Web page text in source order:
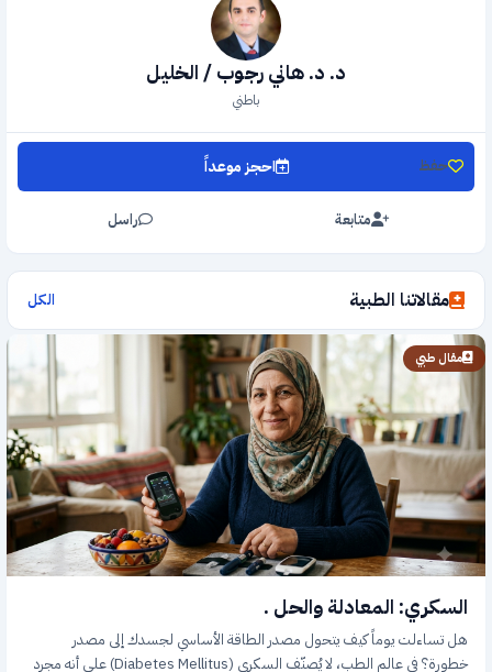
د. د. هاني رجوب / الخليل
باطني
احجز موعداً
متابعة
حفظ
راسل
مقالاتنا الطبية الكل
مقال طبي
السكري: المعادلة والحل .
هل تساءلت يوماً كيف يتحول مصدر الطاقة الأساسي لجسدك إلى مصدر
خطورة؟ في عالم الطب، لا يُصنّف السكري (Diabetes Mellitus) على أنه مجرد